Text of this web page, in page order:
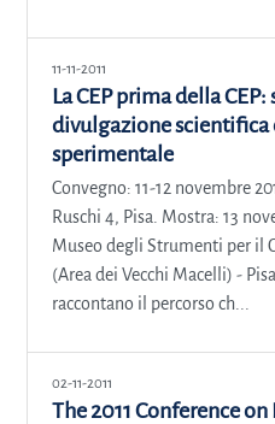
11-11-2011
La CEP prima della
divulgazione scientifica
sperimentale
Convegno: 11-12 novembre
Ruschi 4, Pisa. Mostra: 13
Museo degli Strumenti per il
(Area dei Vecchi Macelli) -
raccontano il percorso ch...
02-11-2011
The 2011 Conference